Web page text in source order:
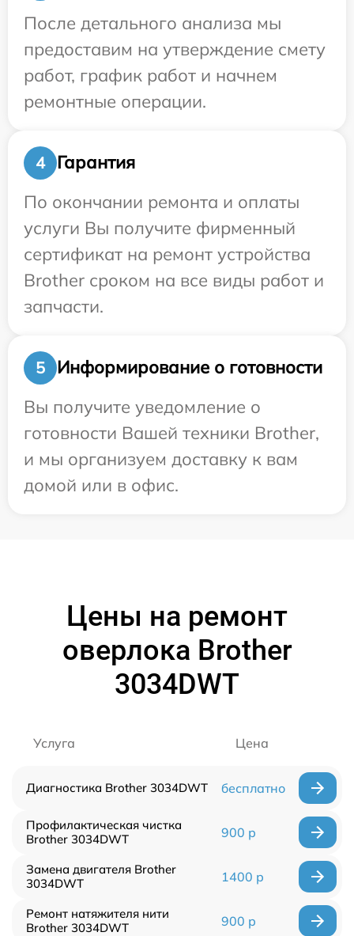
После детального анализа мы
предоставим на утверждение смету
работ, график работ и начнем
ремонтные операции.
4
Гарантия
По окончании ремонта и оплаты
услуги Вы получите фирменный
сертификат на ремонт устройства
Brother сроком на все виды работ и
запчасти.
5
Информирование о готовности
Вы получите уведомление о
готовности Вашей техники Brother,
и мы организуем доставку к вам
домой или в офис.
Цены на ремонт
оверлока Brother
3034DWT
Услуга Цена
Диагностика Brother 3034DWT бесплатно
Профилактическая чистка
Brother 3034DWT
900 р
Замена двигателя Brother
3034DWT
1400 р
Ремонт натяжителя нити
Brother 3034DWT
900 р